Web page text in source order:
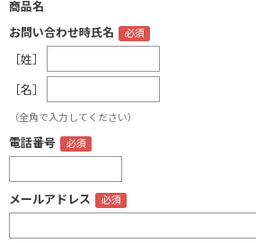
商品名
お問い合わせ時氏名
［姓］
［名］
（全角で入力してください）
電話番号
メールアドレス